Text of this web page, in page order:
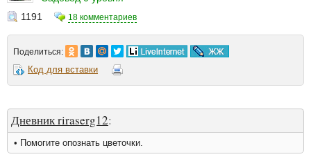
1191 18 комментариев
Поделиться:
Код для вставки
Дневник riraserg12:
• Помогите опознать цветочки.